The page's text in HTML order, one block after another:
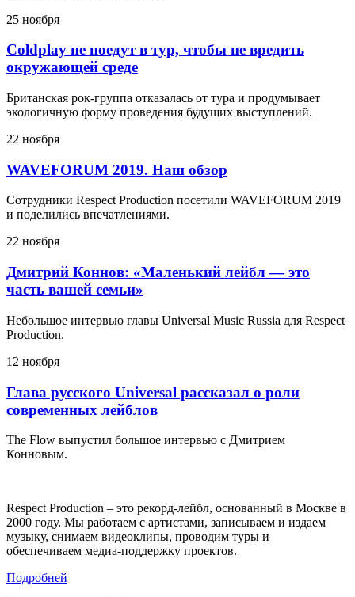
25 ноября
Coldplay не поедут в тур, чтобы не вредить
окружающей среде
Британская рок-группа отказалась от тура и продумывает
экологичную форму проведения будущих выступлений.
22 ноября
WAVEFORUM 2019. Наш обзор
Сотрудники Respect Production посетили WAVEFORUM 2019
и поделились впечатлениями.
22 ноября
Дмитрий Коннов: «Маленький лейбл — это
часть вашей семьи»
Небольшое интервью главы Universal Music Russia для Respect
Production.
12 ноября
Глава русского Universal рассказал о роли
современных лейблов
The Flow выпустил большое интервью с Дмитрием
Конновым.
Respect Production – это рекорд-лейбл, основанный в Москве в
2000 году. Мы работаем с артистами, записываем и издаем
музыку, снимаем видеоклипы, проводим туры и
обеспечиваем медиа-поддержку проектов.
Подробней